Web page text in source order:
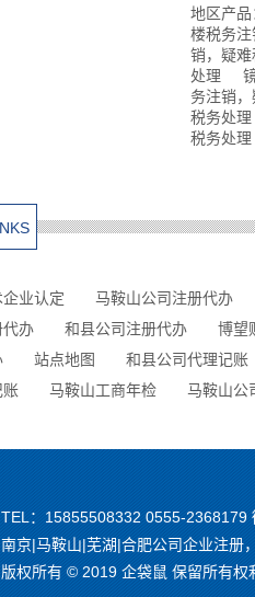
地区产品
楼税务
销，疑
处理
务注销
税务处理
税务处理
业认定 马鞍山公司注册代办
代办
和县公司注册代办 博望
站点地图 和县公司代理记账
账
马鞍山工商年检 马鞍山公
TEL：15855508332 0555-2368179
南京|马鞍山|芜湖|合肥公司企业注册
版权所有 © 2019 企袋鼠 保留所有权